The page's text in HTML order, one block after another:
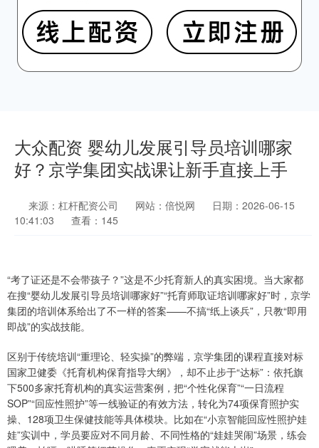
大众配资 婴幼儿发展引导员培训哪家
好？京学集团实战课让新手直接上手
来源：杠杆配资公司 网站：倍悦网
日期：2026-06-15
10:41:03
查看：145
“考了证还是不会带孩子？”这是不少托育新人的真实困境。当大家都
在搜“婴幼儿发展引导员培训哪家好”“托育师取证培训哪家好”时，京学
集团的培训体系给出了不一样的答案——不搞“纸上谈兵”，只教“即用
即战”的实战技能。
区别于传统培训“重理论、轻实操”的弊端，京学集团的课程直接对标
国家卫健委《托育机构保育指导大纲》，却不止步于“达标”：依托旗
下500多家托育机构的真实运营案例，把“个性化保育”“一日流程
SOP”“回应性照护”等一线验证的有效方法，转化为74项保育照护实
操、128项卫生保健技能等具体模块。比如在“小京智能回应性照护娃
娃”实训中，学员要应对不同月龄、不同性格的“娃娃哭闹”场景，练会